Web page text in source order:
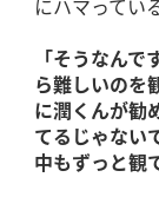
「そうなん
ら難しいのを
に潤くんが勧
てるじゃない
中もずっと観